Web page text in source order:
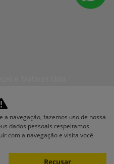
0001-35
navegação, fazemos uso de nossa
dados pessoais respeitamos
com a navegação e visita você
Recusar